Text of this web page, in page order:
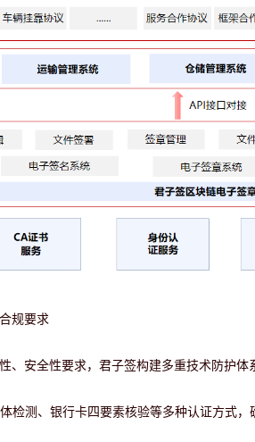
规要求
、安全性要求，君子签构建多重技术防护体
检测、银行卡四要素核验等多种认证方式